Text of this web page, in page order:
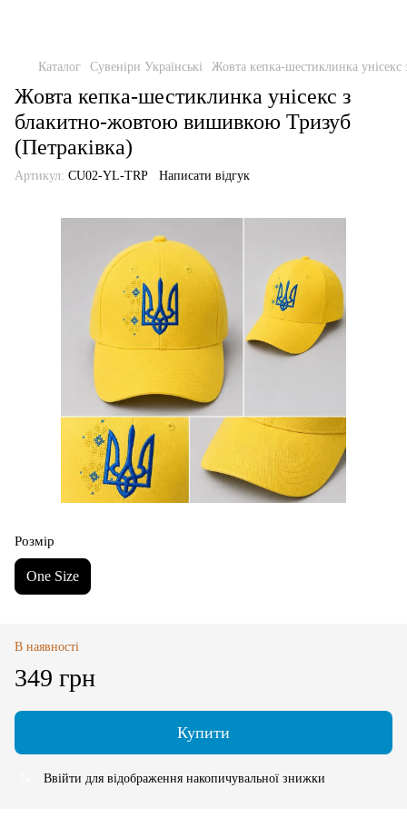
Каталог Сувеніри Українські Жовта кепка-шестиклинка
Жовта кепка-шестиклинка унісекс з
блакитно-жовтою вишивкою Тризуб
(Петраківка)
Артикул: CU02-YL-TRP Написати відгук
Розмір
One Size
В наявності
349 грн
Купити
Ввійти для відображення накопичувальної знижки